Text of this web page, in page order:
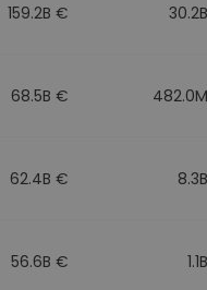
159.2B €
68.5B €
62.4B €
56.6B €